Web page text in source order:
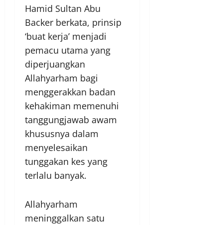
Hamid Sultan Abu
Backer berkata, prinsip
‘buat kerja’ menjadi
pemacu utama yang
diperjuangkan
Allahyarham bagi
menggerakkan badan
kehakiman memenuhi
tanggungjawab awam
khususnya dalam
menyelesaikan
tunggakan kes yang
terlalu banyak.
Allahyarham
meninggalkan satu